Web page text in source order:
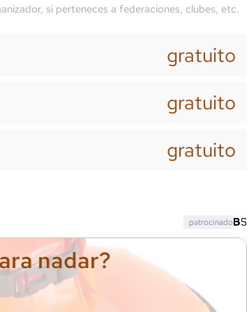
si perteneces a federaciones, clubes, etc.
gratuito
gratuito
gratuito
nadar?
patrocinado